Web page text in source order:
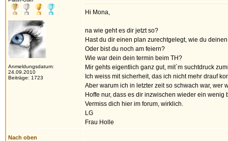
Anmeldungsdatum:
24.09.2010
Beiträge: 1723
Hi Mona,
na wie geht es dir jetzt so?
Hast du dir einen plan zurechtgelegt, wie du
Oder bist du noch am feiern?
Wie war dein dein termin beim TH?
Mir gehts eigentlich ganz gut, mit`m suchtdruck
Ich weiss mit sicherheit, das ich nicht mehr drauf
Aber warum ich in letzter zeit so schwach war, wer
Hoffe nur, dass es dir inzwischen wieder ein
Vermiss dich hier im forum, wirklich.
LG
Frau Holle
Nach oben